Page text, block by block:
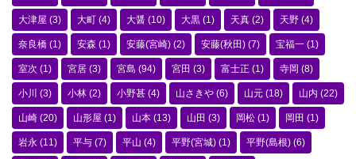
大津屋 (3) 大町 (4) 大醤 (10) 大黒 (1) 天真 (2) 天野 (4)
奈良橋 (1) 安森 (1) 安藤(宮崎) (2) 安藤(秋田) (7) 宝福一 (1)
室次 (1) 宮居 (3) 宮島 (94) 宮田 (3) 富士正 (1) 寺岡 (8)
小川 (3) 小林 (2) 小野甚 (4) 山さきや (6) 山元 (18) 山内 (22)
山崎 (20) 山形屋 (1) 山本 (13) 山田 (3) 岡松 (1) 岡田 (1)
岩永 (11) 平与 (7) 平山 (4) 平野(宮城) (1) 平野(島根) (6)